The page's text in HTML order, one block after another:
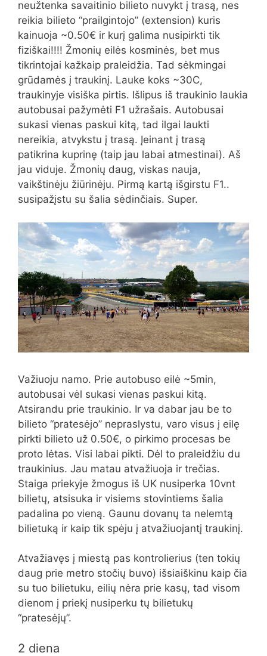
neužtenka savaitinio bilieto nuvykt į trasą, nes
reikia bilieto “prailgintojo” (extension) kuris
kainuoja ~0.50€ ir kurį galima nusipirkti tik
fiziškai!!!! Žmonių eilės kosminės, bet mus
tikrintojai kažkaip praleidžia. Tad sėkmingai
grūdamės į traukinį. Lauke koks ~30C,
traukinyje visiška pirtis. Išlipus iš traukinio laukia
autobusai pažymėti F1 užrašais. Autobusai
sukasi vienas paskui kitą, tad ilgai laukti
nereikia, atvykstu į trasą. Įeinant į trasą
patikrina kuprinę (taip jau labai atmestinai). Aš
jau viduje. Žmonių daug, viskas nauja,
vaikštinėju žiūrinėju. Pirmą kartą išgirstu F1..
susipažįstu su šalia sėdinčiais. Super.
Važiuoju namo. Prie autobuso eilė ~5min,
autobusai vėl sukasi vienas paskui kitą.
Atsirandu prie traukinio. Ir va dabar jau be to
bilieto “pratesėjo” nepraslystu, varo visus į eilę
pirkti bilieto už 0.50€, o pirkimo procesas be
proto lėtas. Visi labai pikti. Dėl to praleidžiu du
traukinius. Jau matau atvažiuoja ir trečias.
Staiga priekyje žmogus iš UK nusiperka 10vnt
bilietų, atsisuka ir visiems stovintiems šalia
padalina po vieną. Gaunu dovanų ta nelemtą
bilietuką ir kaip tik spėju į atvažiuojantį traukinį.
Atvažiavęs į miestą pas kontrolierius (ten tokių
daug prie metro stočių buvo) išsiaiškinu kaip čia
su tuo bilietuku, eilių nėra prie kasų, tad visom
dienom į priekį nusiperku tų bilietukų
“pratesėjų”.
2 diena